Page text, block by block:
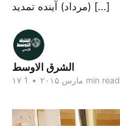
(مرداد) آینده تمدید […]
الشرق الاوسط
۱۷ مارس ۲۰۱۵ • 1 min read